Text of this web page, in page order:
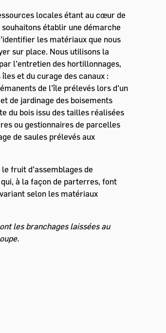
locales étant au cœur de
établir une démarche
les matériaux que nous
sur place. Nous utilisons la
l’entretien des hortillonnages,
et du curage des canaux :
de l’île prélevés lors d’un
de jardinage des boisements
du bois issu des tailles réalisées
ou gestionnaires de parcelles
de saules prélevés aux
fruit d’assemblages de
à la façon de parterres, font
selon les matériaux
les branchages laissées au